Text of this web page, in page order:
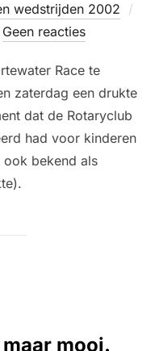
wedstrijden 2002
Geen reacties
Race te
zaterdag een drukte
dat de Rotaryclub
had voor kinderen
ook bekend als
mooi.